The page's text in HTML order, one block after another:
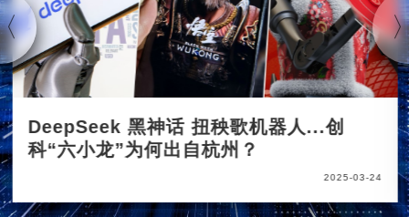
DeepSeek 黑神话 扭秧歌机器人...创
科“六小龙”为何出自杭州？
2025-03-24